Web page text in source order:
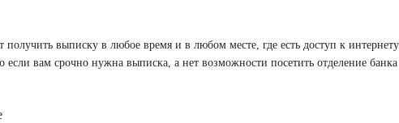
выписку в любое время и в любом месте, где есть доступ к
если вам срочно нужна выписка, а нет возможности посетить отделение банка